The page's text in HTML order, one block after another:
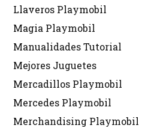
Llaveros Playmobil
Magia Playmobil
Manualidades Tutorial
Mejores Juguetes
Mercadillos Playmobil
Mercedes Playmobil
Merchandising Playmobil